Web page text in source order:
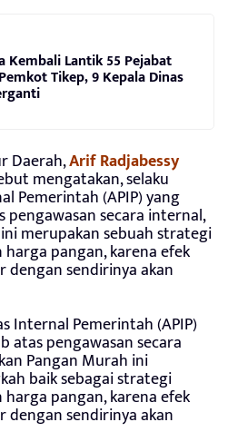
Kembali Lantik 55 Pejabat
Tikep, 9 Kepala Dinas
Daerah,Arif Radjabessy
mengatakan, selaku
Pemerintah (APIP) yang
secara internal,
merupakan sebuah strategi
pangan, karena efek
dengan sendirinya akan
Internal Pemerintah (APIP)
pengawasan secara
Pangan Murah ini
baik sebagai strategi
pangan, karena efek
dengan sendirinya akan